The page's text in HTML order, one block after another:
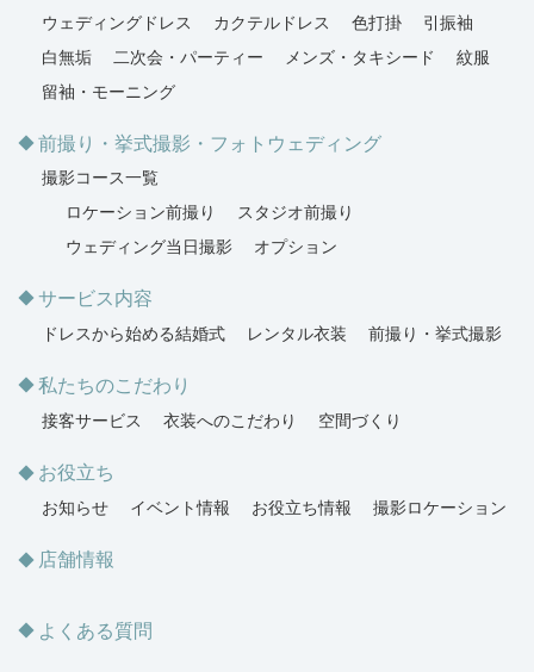
ウェディングドレス カクテルドレス 色打掛
引振袖
白無垢
二次会・パーティー メンズ・タキシード
紋服
留袖・モーニング
前撮り・挙式撮影・フォトウェディング
撮影コース一覧
ロケーション前撮り
スタジオ前撮り
ウェディング当日撮影
オプション
サービス内容
ドレスから始める結婚式 レンタル衣装 前撮り・挙式撮影
私たちのこだわり
接客サービス 衣装へのこだわり 空間づくり
お役立ち
お知らせ イベント情報 お役立ち情報 撮影ロケーション
店舗情報
よくある質問